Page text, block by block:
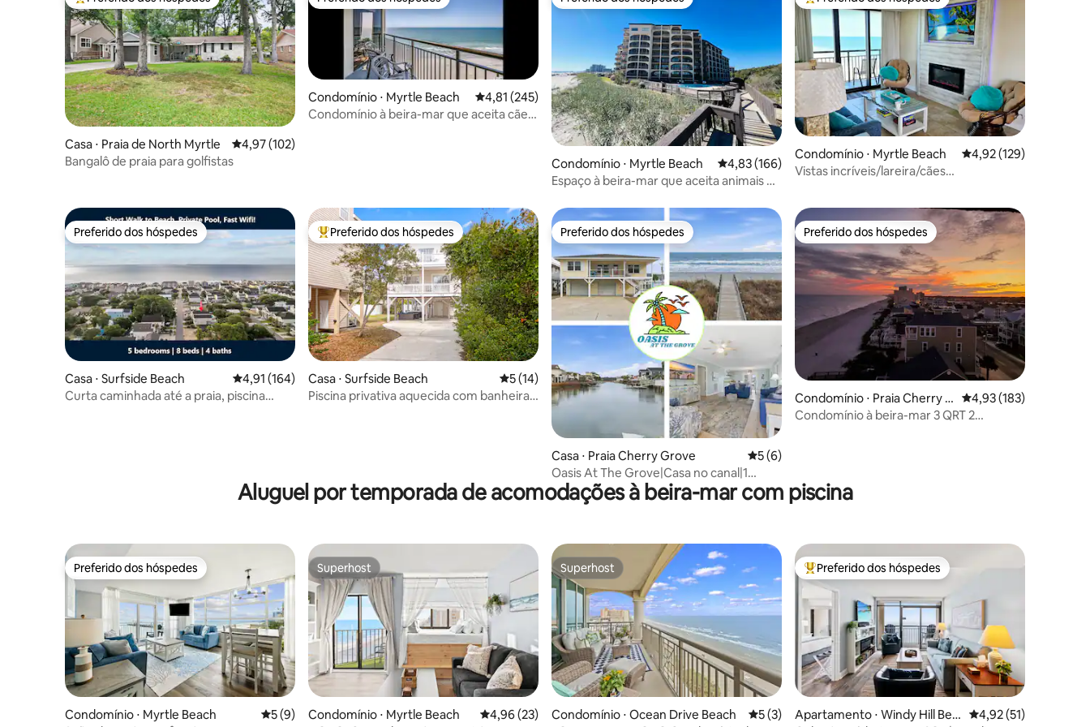
Entre os melhores preferidos dos hóspedes
Casa ⋅ Praia de North Myrtle 4,97 de uma avaliação média de 5, 102 avaliações
4,97 (102)
Bangalô de praia para golfistas
Preferido dos hóspedes
Condomínio ⋅ Myrtle Beach 4,81 de uma avaliação média de 5, 245 avaliações
4,81 (245)
Condomínio à beira-mar que aceita cães,
Preferido dos hóspedes
Condomínio ⋅ Myrtle Beach 4,83 de uma avaliação média de 5, 166 avaliações
4,83 (166)
Espaço à beira-mar que aceita animais de
Entre os melhores preferidos dos hóspedes
Condomínio ⋅ Myrtle Beach 4,92 de uma avaliação
4,92 (129)
Vistas incríveis/lareira/cães
Preferido dos hóspedes
Preferido dos hóspedes
Casa ⋅ Surfside Beach 4,91 de uma avaliação média de 5, 164 avaliações
4,91 (164)
Curta caminhada até a praia, piscina
Entre os melhores preferidos dos hóspedes
Preferido dos hóspedes
Casa ⋅ Surfside Beach 5 de uma avaliação média de 5, 14 avaliações
5 (14)
Piscina privativa aquecida com banheira
Preferido dos hóspedes
Preferido dos hóspedes
Casa ⋅ Praia Cherry Grove 5 de uma avaliação média de 5, 6 avaliações
5 (6)
Oasis At The Grove|Casa no canal|1
quarteirão da praia
Preferido dos hóspedes
Preferido dos hóspedes
Condomínio ⋅ Praia Cherry G
rove
4,93 de uma avaliação
4,93 (183)
Condomínio à beira-mar 3 QRT 2
Aluguel por temporada de acomodações à beira-mar com piscina
Preferido dos hóspedes
Preferido dos hóspedes
Condomínio ⋅ Myrtle Beach 5 de uma avaliação média de 5, 9 avaliações
5 (9)
Superhost
Superhost
Condomínio ⋅ Myrtle Beach 4,96 de uma avaliação média de 5, 23 avaliações
4,96 (23)
Superhost
Superhost
Condomínio ⋅ Ocean Drive Beach 5 de uma avaliação média de 5, 3 avaliações
5 (3)
Entre os melhores preferidos dos hóspedes
Preferido dos hóspedes
Apartamento ⋅ Windy Hill Bea
4,92 de uma
4,92 (51)